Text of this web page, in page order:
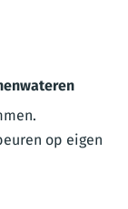
op eigen